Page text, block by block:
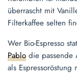
überrascht mit
Filterkaffee selten
Wer Bio-Espresso
Pablo die passende
als Espressoröstung